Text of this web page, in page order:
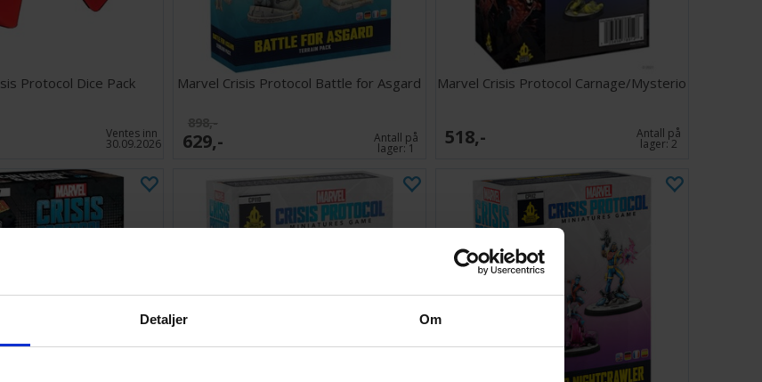
Detaljer Om
Protocol Dice Pack
Ventes inn
30.09.2026
Marvel Crisis Protocol Battle for Asgard
898,-
629,- Antall på
lager:1
Marvel Crisis Protocol Carnage/Mysterio
518,- Antall på
lager:2